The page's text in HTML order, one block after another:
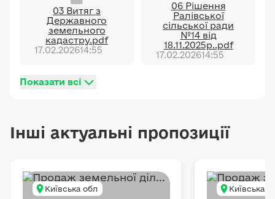
03 Витяг з
Державного
земельного
кадастру.pdf
17.02.202614:55
06 Рішення
Ралівської
сільської ради
№14 від
18.11.2025р..pdf
17.02.202614:55
Показати всі
Інші актуальні пропозиції
Київська обл Київська